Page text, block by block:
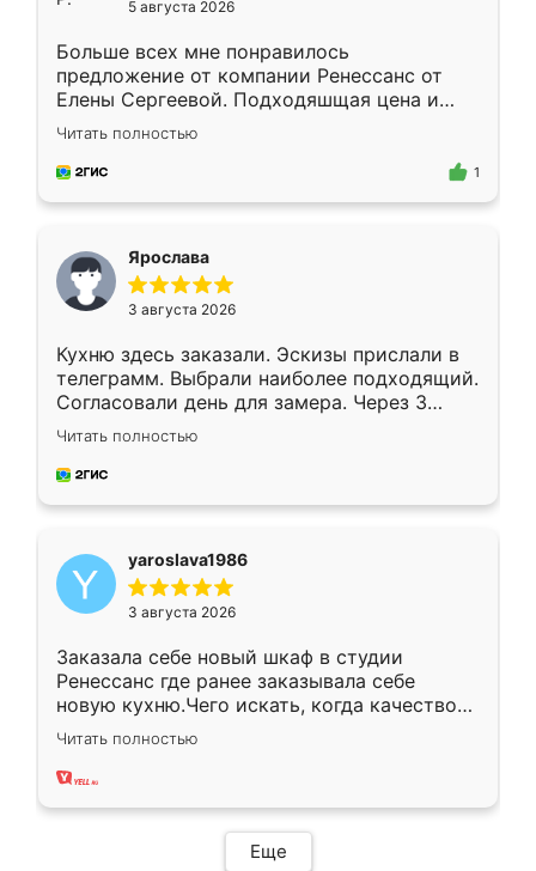
5 августа 2026
Больше всех мне понравилось
предложение от компании Ренессанс от
Елены Сергеевой. Подходяшщая цена и
короткие сроки изготовления. Приехавший
для замера сотрудник Владислав
предложил по моему эскизу самый
Читать полностью
1
Ярослава
3 августа 2026
Кухню здесь заказали. Эскизы прислали в
телеграмм. Выбрали наиболее подходящий.
Согласовали день для замера. Через 3
недели кухня была уже готова. Остались
довольны работой. Спасибо Ренессанс
мебель за качественную работу!
Читать полностью
yaroslava1986
3 августа 2026
Заказала себе новый шкаф в студии
Ренессанс где ранее заказывала себе
новую кухню.Чего искать, когда качеством
вполне довольна. Служит кухня уже почти
два года, нареканий нет.
Читать полностью
Еще